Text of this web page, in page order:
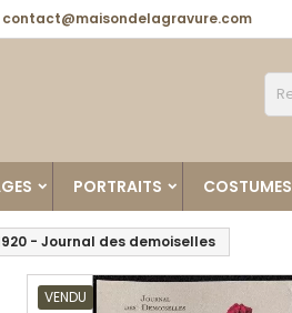
contact@maisondelagravure.com
PORTRAITS COSTUMES
- Journal des demoiselles
VENDU